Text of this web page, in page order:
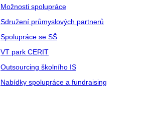
Možnosti spolupráce
Sdružení průmyslových partnerů
Spolupráce se SŠ
VT park CERIT
Outsourcing školního IS
Nabídky spolupráce a fundraising